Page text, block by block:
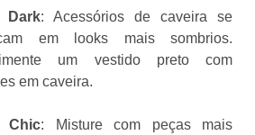
Dark: Acessórios de caveira se
em looks mais sombrios.
um vestido preto com
em caveira.
Chic: Misture com peças mais